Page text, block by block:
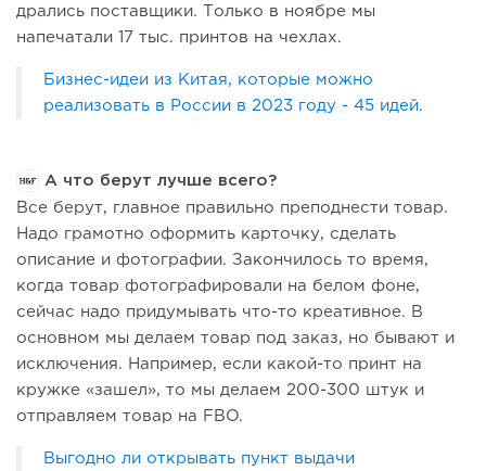
дрались поставщики. Только в ноябре мы
напечатали 17 тыс. принтов на чехлах.
Бизнес-идеи из Китая, которые можно
реализовать в России в 2023 году - 45 идей.
А что берут лучше всего?
Все берут, главное правильно преподнести товар.
Надо грамотно оформить карточку, сделать
описание и фотографии. Закончилось то время,
когда товар фотографировали на белом фоне,
сейчас надо придумывать что-то креативное. В
основном мы делаем товар под заказ, но бывают и
исключения. Например, если какой-то принт на
кружке «зашел», то мы делаем 200-300 штук и
отправляем товар на FBO.
Выгодно ли открывать пункт выдачи